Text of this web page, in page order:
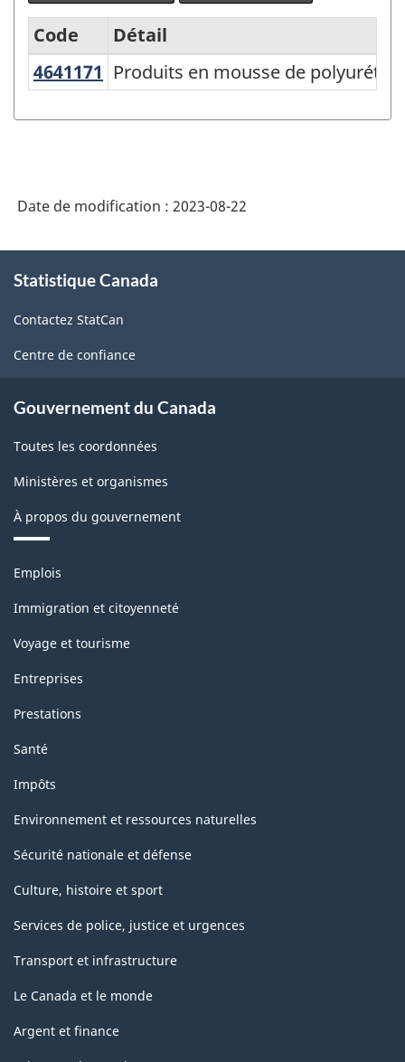
Variante
2017
2.0
-
Indice
des
des
(IPPI)
-
de
la
classification
Code
Détail
4641171 Produits en mousse de
Produits en mousse de
Date de modification : 2023-08-22
propos
ce
site
Statistique Canada
Contactez StatCan
Centre de confiance
Gouvernement du Canada
Toutes les coordonnées
Ministères et organismes
À propos du gouvernement
Thèmes
sujets
Emplois
Immigration et citoyenneté
Voyage et tourisme
Entreprises
Prestations
Santé
Impôts
Environnement et ressources naturelles
Sécurité nationale et défense
Culture, histoire et sport
Services de police, justice et urgences
Transport et infrastructure
Le Canada et le monde
Argent et finance